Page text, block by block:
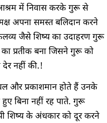
आश्रम में निवास करके गुरू से
अपना समस्त बलिदान करने
जैसे शिष्य का उदाहरण गुरू
प्रतीक बना जिसने गुरू को
नहीं की.!
और प्रकाशमान होते हैं उनके
बिना नहीं रह पाते. गुरू
शिष्य के अंधकार को दूर करने